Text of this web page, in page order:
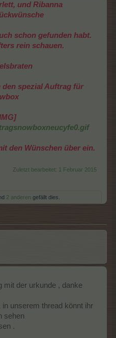
und Ribanna
schon gefunden habt.
rein schauen.
spezial Auftrag für
den Wünschen über ein.
Zuletzt bearbeitet: 1 Februar 2015
2 anderen gefällt dies.
mit der urkunde , danke
unserem thread könnt ihr
sehen
.